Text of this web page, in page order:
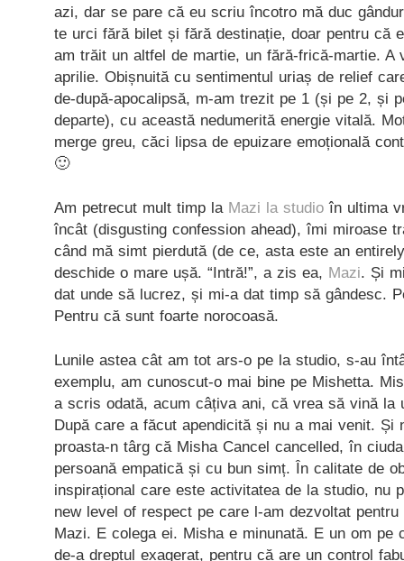
azi, dar se pare că eu scriu încotro mă duc
te urci fără bilet și fără destinație, doar pentru că
am trăit un altfel de martie, un fără-frică-martie. A
aprilie. Obișnuită cu sentimentul uriaș de relief
de-după-apocalipsă, m-am trezit pe 1 (și pe 2, și
departe), cu această nedumerită energie vitală.
merge greu, căci lipsa de epuizare emoțională
🙂
Am petrecut mult timp la Mazi la studio în ultima
încât (disgusting confession ahead), îmi miroase
când mă simt pierdută (de ce, asta este an
deschide o mare ușă. “Intră!”, a zis ea, Mazi. Și
dat unde să lucrez, și mi-a dat timp să gândesc.
Pentru că sunt foarte norocoasă.
Lunile astea cât am tot ars-o pe la studio, s-au
exemplu, am cunoscut-o mai bine pe Mishetta.
a scris odată, acum câțiva ani, că vrea să vină la
După care a făcut apendicită și nu a mai venit. Și
proasta-n târg că Misha Cancel cancelled, în
persoană empatică și cu bun simț. În calitate de
inspirațional care este activitatea de la studio, nu
new level of respect pe care l-am dezvoltat
Mazi. E colega ei. Misha e minunată. E un om pe
de-a dreptul exagerat, pentru că are un control